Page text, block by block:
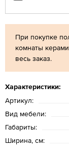
При покупке
комнаты
весь заказ.
Характеристики:
Артикул:
Вид мебели:
Габариты:
Ширина, см: